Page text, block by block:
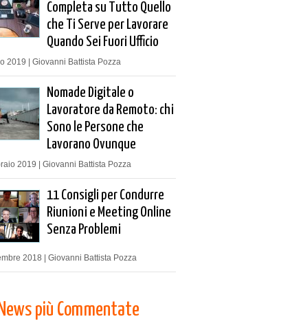
Completa su Tutto Quello
che Ti Serve per Lavorare
Quando Sei Fuori Ufficio
2019 | Giovanni Battista Pozza
Nomade Digitale o
Lavoratore da Remoto: chi
Sono le Persone che
Lavorano Ovunque
2019 | Giovanni Battista Pozza
11 Consigli per Condurre
Riunioni e Meeting Online
Senza Problemi
2018 | Giovanni Battista Pozza
News più Commentate